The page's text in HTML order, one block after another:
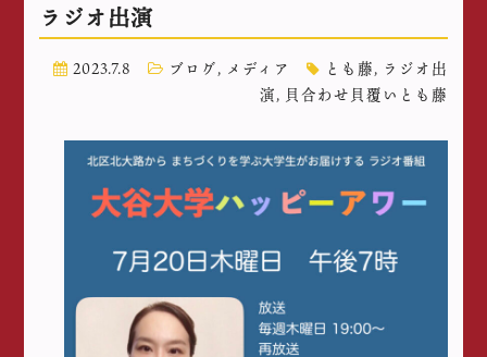
ラジオ出演
2023.7.8 ブログ, メディア とも藤, ラジオ出
演, 貝合わせ貝覆いとも藤